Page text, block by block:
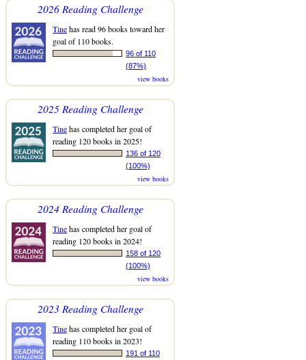
2026 Reading Challenge
Tinehas read 96 books toward her
goal of 110 books.
96 of 110
(87%)
view books
2025 Reading Challenge
Tinehas completed her goal of
reading 120 books in 2025!
136 of 120
(100%)
view books
2024 Reading Challenge
Tinehas completed her goal of
reading 120 books in 2024!
158 of 120
(100%)
view books
2023 Reading Challenge
Tinehas completed her goal of
reading 110 books in 2023!
191 of 110